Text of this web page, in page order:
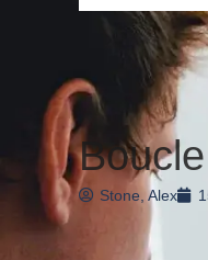
Stone, Alex